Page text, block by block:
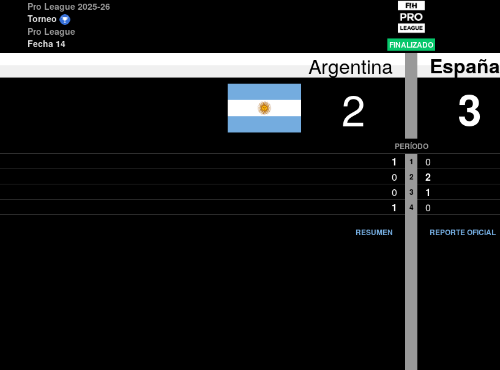
Pro League 2025-26
Torneo
Pro League
Fecha 14
FINALIZADO
Argentina España
2 3
PERÍODO
1 1
0
0
2
2
0
3
1
1
4 0
RESUMEN REPORTE OFICIAL